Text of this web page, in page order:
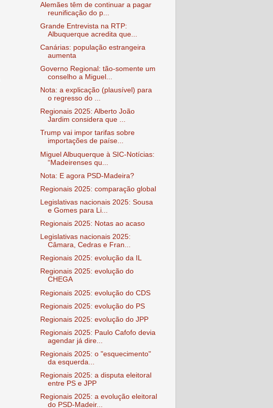
Alemães têm de continuar a pagar
reunificação do p...
Grande Entrevista na RTP:
Albuquerque acredita que...
Canárias: população estrangeira
aumenta
Governo Regional: tão-somente um
conselho a Miguel...
Nota: a explicação (plausível) para
o regresso do ...
Regionais 2025: Alberto João
Jardim considera que ...
Trump vai impor tarifas sobre
importações de paíse...
Miguel Albuquerque à SIC-Notícias:
“Madeirenses qu...
Nota: E agora PSD-Madeira?
Regionais 2025: comparação global
Legislativas nacionais 2025: Sousa
e Gomes para Li...
Regionais 2025: Notas ao acaso
Legislativas nacionais 2025:
Câmara, Cedras e Fran...
Regionais 2025: evolução da IL
Regionais 2025: evolução do
CHEGA
Regionais 2025: evolução do CDS
Regionais 2025: evolução do PS
Regionais 2025: evolução do JPP
Regionais 2025: Paulo Cafofo devia
agendar já dire...
Regionais 2025: o "esquecimento"
da esquerda...
Regionais 2025: a disputa eleitoral
entre PS e JPP
Regionais 2025: a evolução eleitoral
do PSD-Madeir...